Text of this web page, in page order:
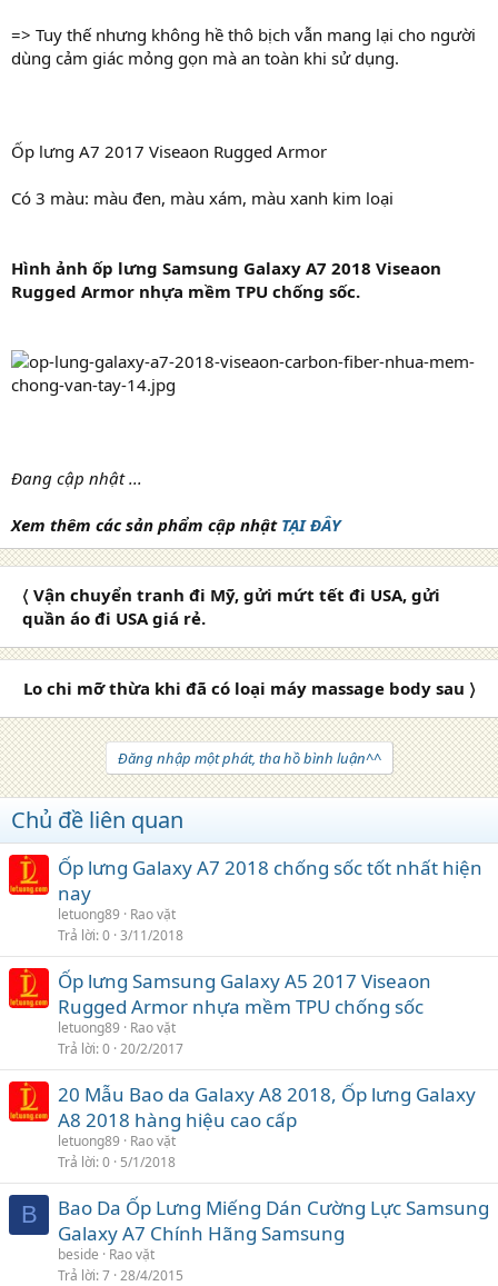
=> Tuy thế nhưng không hề thô bịch vẫn mang lại cho người
dùng cảm giác mỏng gọn mà an toàn khi sử dụng.
Ốp lưng A7 2017 Viseaon Rugged Armor
Có 3 màu: màu đen, màu xám, màu xanh kim loại
Hình ảnh ốp lưng Samsung Galaxy A7 2018 Viseaon
Rugged Armor nhựa mềm TPU chống sốc.
Đang cập nhật ...
Xem thêm các sản phẩm cập nhật TẠI ĐÂY
〈 Vận chuyển tranh đi Mỹ, gửi mứt tết đi USA, gửi
quần áo đi USA giá rẻ.
Lo chi mỡ thừa khi đã có loại máy massage body sau 〉
Đăng nhập một phát, tha hồ bình luận^^
Chủ đề liên quan
Ốp lưng Galaxy A7 2018 chống sốc tốt nhất hiện
nay
letuong89
Rao vặt
Trả lời 0 3/11/2018
Ốp lưng Samsung Galaxy A5 2017 Viseaon
Rugged Armor nhựa mềm TPU chống sốc
letuong89
Rao vặt
Trả lời 0 20/2/2017
20 Mẫu Bao da Galaxy A8 2018, Ốp lưng Galaxy
A8 2018 hàng hiệu cao cấp
letuong89
Rao vặt
Trả lời 0 5/1/2018
B
Bao Da Ốp Lưng Miếng Dán Cường Lực Samsung
Galaxy A7 Chính Hãng Samsung
beside
Rao vặt
Trả lời 7 28/4/2015